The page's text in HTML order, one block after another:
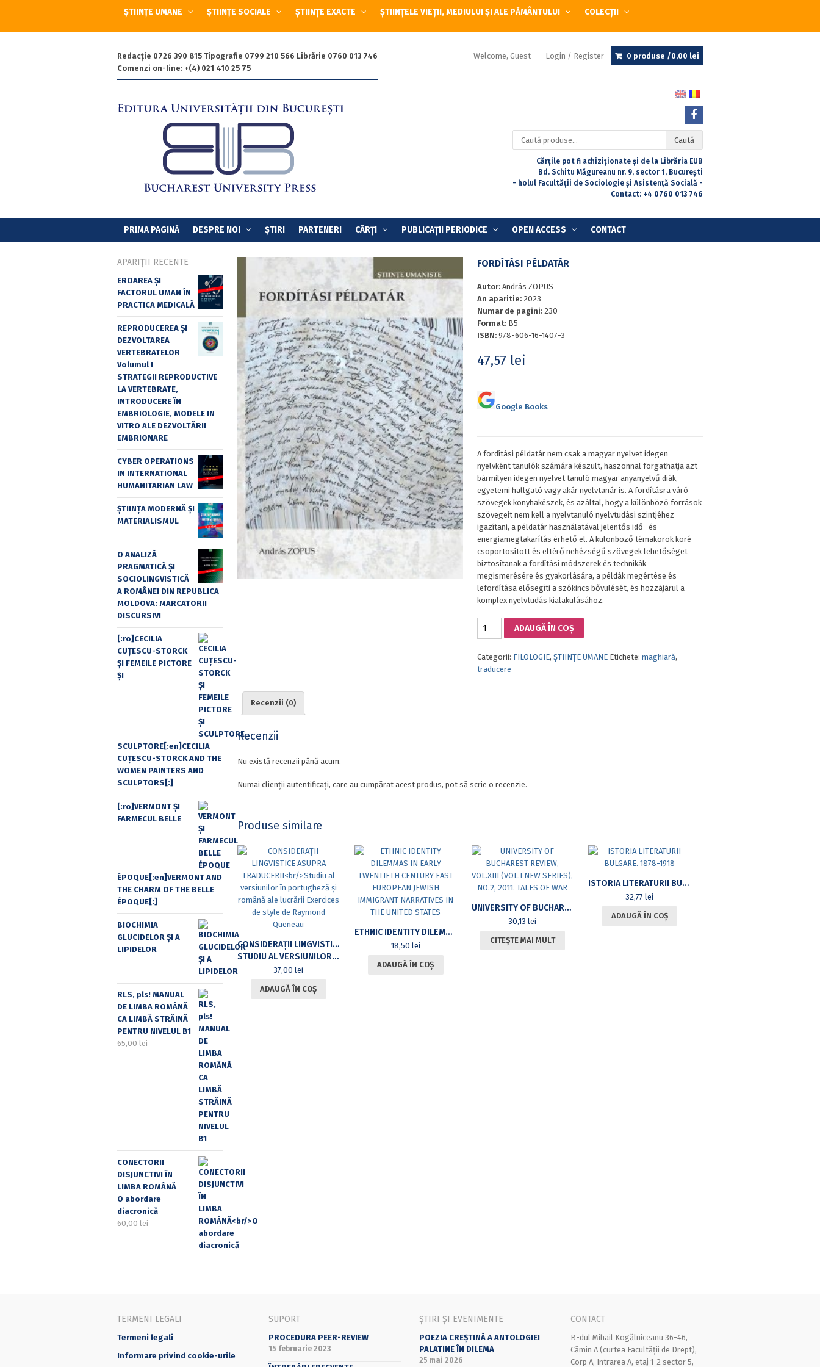
ȘTIINȚE UMANE ȘTIINȚE SOCIALE ȘTIINȚE EXACTE ȘTIINȚELE VIEȚII, MEDIULUI ȘI ALE PĂMÂNTULUI COLECȚII
Redacție 0726 390 815 Tipografie 0799 210 566 Librărie 0760 013 746
Comenzi on-line: +(4) 021 410 25 75
Welcome, Guest Login / Register 0 produse /0,00 lei
Caută
după:
Caută
Cărțile pot fi achiziționate și de la Librăria EUB
Bd. Schitu Măgureanu nr. 9, sector 1, București
- holul Facultății de Sociologie și Asistență Socială -
Contact: +4 0760 013 746
PRIMA PAGINĂ DESPRE NOI ȘTIRI PARTENERI CĂRȚI PUBLICAȚII PERIODICE OPEN ACCESS CONTACT
FORDÍTÁSI PÉLDATÁR
Autor: András ZOPUS
An aparitie: 2023
Numar de pagini: 230
Format: B5
ISBN: 978-606-16-1407-3
47,57 lei
Google Books
A fordítási példatár nem csak a magyar nyelvet idegen
nyelvként tanulók számára készült, haszonnal forgathatja azt
bármilyen idegen nyelvet tanuló magyar anyanyelvű diák,
egyetemi hallgató vagy akár nyelvtanár is. A fordításra váró
szövegek konyhakészek, és azáltal, hogy a különböző források
szövegeit nem kell a nyelvtanuló nyelvtudási szintjéhez
igazítani, a példatár használatával jelentős idő- és
energiamegtakarítás érhető el. A különböző témakörök köré
csoportosított és eltérő nehézségű szövegek lehetőséget
biztosítanak a fordítási módszerek és technikák
megismerésére és gyakorlására, a példák megértése és
lefordítása elősegíti a szókincs bővülését, és hozzájárul a
komplex nyelvtudás kialakulásához.
Cantitate
FORDÍTÁSI
ADAUGĂ ÎN COȘ
Categorii: FILOLOGIE, ȘTIINȚE UMANE Etichete: maghiară,
traducere
Recenzii (0)
Recenzii
Nu există recenzii până acum.
Numai clienții autentificați, care au cumpărat acest produs, pot să scrie o recenzie.
Produse similare
CONSIDERAȚII LINGVISTICE ASUPRA TRADUCERII
STUDIU AL VERSIUNILOR ÎN PORTUGHEZĂ ȘI ROMÂNĂ ALE LUCRĂRII EXERCICES DE STYLE DE RAYMOND QUENEAU
37,00 lei
ADAUGĂ ÎN COȘ
ETHNIC IDENTITY DILEMMAS IN EARLY TWENTIETH CENTURY EAST EUROPEAN JEWISH IMMIGRANT NARRATIVES IN THE UNITED STATES
18,50 lei
ADAUGĂ ÎN COȘ
UNIVERSITY OF BUCHAREST REVIEW, VOL.XIII (VOL.I NEW SERIES), NO.2, 2011. TALES OF WAR
30,13 lei
CITEȘTE MAI MULT
ISTORIA LITERATURII BULGARE. 1878-1918
32,77 lei
ADAUGĂ ÎN COȘ
APARIȚII RECENTE
EROAREA ȘI
FACTORUL UMAN ÎN
PRACTICA MEDICALĂ
REPRODUCEREA ȘI
DEZVOLTAREA
VERTEBRATELOR
Volumul I
STRATEGII REPRODUCTIVE
LA VERTEBRATE,
INTRODUCERE ÎN
EMBRIOLOGIE, MODELE IN
VITRO ALE DEZVOLTĂRII
EMBRIONARE
CYBER OPERATIONS
IN INTERNATIONAL
HUMANITARIAN LAW
ȘTIINȚA MODERNĂ ȘI
MATERIALISMUL
O ANALIZĂ
PRAGMATICĂ ȘI
SOCIOLINGVISTICĂ
A ROMÂNEI DIN REPUBLICA
MOLDOVA: MARCATORII
DISCURSIVI
[:ro]CECILIA
CUŢESCU-STORCK
ŞI FEMEILE PICTORE
ŞI
SCULPTORE[:en]CECILIA
CUŢESCU-STORCK AND THE
WOMEN PAINTERS AND
SCULPTORS[:]
[:ro]VERMONT ȘI
FARMECUL BELLE
ÉPOQUE[:en]VERMONT AND
THE CHARM OF THE BELLE
ÉPOQUE[:]
BIOCHIMIA
GLUCIDELOR ȘI A
LIPIDELOR
RLS, pls! MANUAL
DE LIMBA ROMÂNĂ
CA LIMBĂ STRĂINĂ
PENTRU NIVELUL B1
65,00 lei
CONECTORII
DISJUNCTIVI ÎN
LIMBA ROMÂNĂ
O abordare
diacronică
60,00 lei
TERMENI LEGALI
Termeni legali
Informare privind cookie-urile
SUPORT
PROCEDURA PEER-REVIEW
15 februarie 2023
ȘTIRI ȘI EVENIMENTE
POEZIA CREȘTINĂ A ANTOLOGIEI
PALATINE ÎN DILEMA
25 mai 2026
CONTACT
B-dul Mihail Kogălniceanu 36-46,
Cămin A (curtea Facultății de Drept),
Corp A, Intrarea A, etaj 1-2 sector 5,